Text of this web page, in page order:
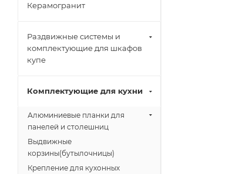
Керамогранит
Раздвижные системы и
комплектующие для шкафов
купе
Комплектующие для кухни
Алюминиевые планки для
панелей и столешниц
Выдвижные
корзины(бутылочницы)
Крепление для кухонных